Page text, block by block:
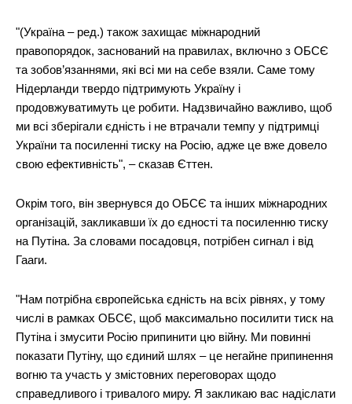
"(Україна – ред.) також захищає міжнародний
правопорядок, заснований на правилах, включно з ОБСЄ
та зобов’язаннями, які всі ми на себе взяли. Саме тому
Нідерланди твердо підтримують Україну і
продовжуватимуть це робити. Надзвичайно важливо, щоб
ми всі зберігали єдність і не втрачали темпу у підтримці
України та посиленні тиску на Росію, адже це вже довело
свою ефективність", – сказав Єттен.
Окрім того, він звернувся до ОБСЄ та інших міжнародних
організацій, закликавши їх до єдності та посиленню тиску
на Путіна. За словами посадовця, потрібен сигнал і від
Гааги.
"Нам потрібна європейська єдність на всіх рівнях, у тому
числі в рамках ОБСЄ, щоб максимально посилити тиск на
Путіна і змусити Росію припинити цю війну. Ми повинні
показати Путіну, що єдиний шлях – це негайне припинення
вогню та участь у змістовних переговорах щодо
справедливого і тривалого миру. Я закликаю вас надіслати